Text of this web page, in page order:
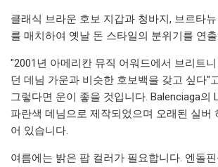
클래식 브라운 호보 지갑과 청바지, 브르타
를 매치하여 옛날 돈 스타일의 분위기를 연
"2001년 아메리칸 뮤직 어워드에서 브리트
던 데님 가운과 비슷한 호보백을 갖고 싶다"
그렇다면 운이 좋을 것입니다. Balenciaga의
파란색 데님으로 제작되었으며 오래된 실버
어 있습니다.
여름에는 밝은 팝 컬러가 필요합니다. 엔돌